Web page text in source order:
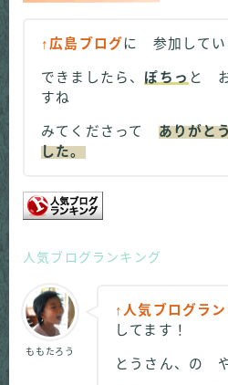
↑広島ブログに 参加してい
できましたら、 ぽちっ と
すね
みてくださって ありがと
した。
人気ブログランキング
ももたろう
↑人気ブログラ
してます！
とうさん、の